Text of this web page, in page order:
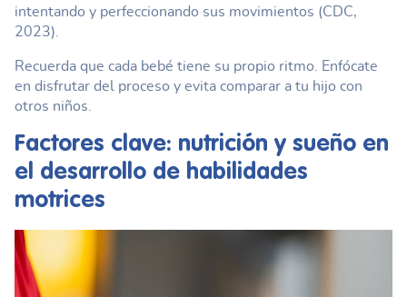
intentando y perfeccionando sus movimientos (CDC,
2023).
Recuerda que cada bebé tiene su propio ritmo. Enfócate
en disfrutar del proceso y evita comparar a tu hijo con
otros niños.
Factores clave: nutrición y sueño en
el desarrollo de habilidades
motrices